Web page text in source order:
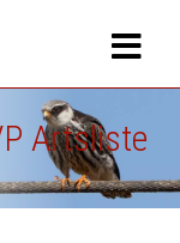
Artsliste